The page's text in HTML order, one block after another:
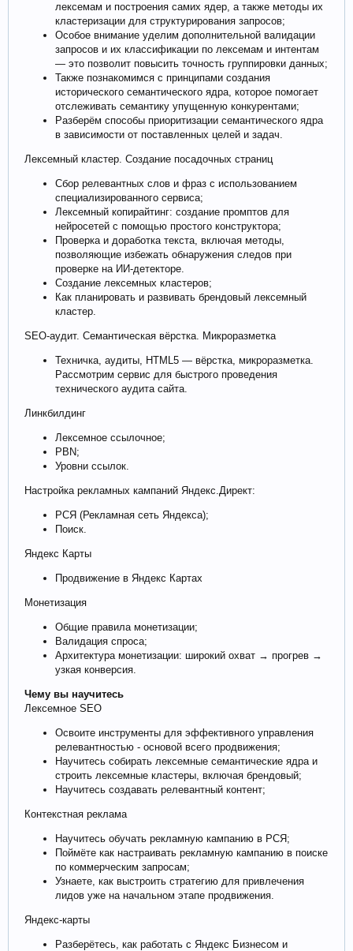
лексемам и построения самих ядер, а также методы их
кластеризации для структурирования запросов;
Особое внимание уделим дополнительной валидации
запросов и их классификации по лексемам и интентам
— это позволит повысить точность группировки данных;
Также познакомимся с принципами создания
исторического семантического ядра, которое помогает
отслеживать семантику упущенную конкурентами;
Разберём способы приоритизации семантического ядра
в зависимости от поставленных целей и задач.
Лексемный кластер. Создание посадочных страниц
Сбор релевантных слов и фраз с использованием
специализированного сервиса;
Лексемный копирайтинг: создание промптов для
нейросетей с помощью простого конструктора;
Проверка и доработка текста, включая методы,
позволяющие избежать обнаружения следов при
проверке на ИИ-детекторе.
Создание лексемных кластеров;
Как планировать и развивать брендовый лексемный
кластер.
SEO-аудит. Семантическая вёрстка. Микроразметка
Техничка, аудиты, HTML5 — вёрстка, микроразметка.
Рассмотрим сервис для быстрого проведения
технического аудита сайта.
Линкбилдинг
Лексемное ссылочное;
PBN;
Уровни ссылок.
Настройка рекламных кампаний Яндекс.Директ:
РСЯ (Рекламная сеть Яндекса);
Поиск.
Яндекс Карты
Продвижение в Яндекс Картах
Монетизация
Общие правила монетизации;
Валидация спроса;
Архитектура монетизации: широкий охват → прогрев →
узкая конверсия.
Чему вы научитесь
Лексемное SEO
Освоите инструменты для эффективного управления
релевантностью - основой всего продвижения;
Научитесь собирать лексемные семантические ядра и
строить лексемные кластеры, включая брендовый;
Научитесь создавать релевантный контент;
Контекстная реклама
Научитесь обучать рекламную кампанию в РСЯ;
Поймёте как настраивать рекламную кампанию в поиске
по коммерческим запросам;
Узнаете, как выстроить стратегию для привлечения
лидов уже на начальном этапе продвижения.
Яндекс-карты
Разберётесь, как работать с Яндекс Бизнесом и